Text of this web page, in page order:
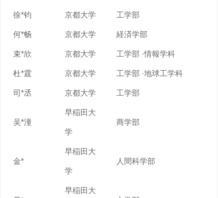
徐*钧 京都大学 工学部
何*畅 京都大学 経済学部
束*欣 京都大学 工学部 ·情報学科
杜*霆 京都大学 工学部 ·地球工学科
司*丞 京都大学 工学部
吴*潼
早稲田大
学
商学部
金*
早稲田大
学
人間科学部
早稲田大